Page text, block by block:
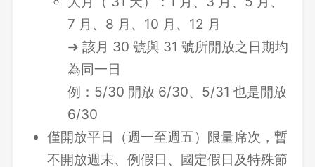
7 月、8 月、10 月、12 月
➜ 該月 30 號與 31 號所開放之日期均
為同一日
例：5/30 開放 6/30、5/31 也是開放
6/30
僅開放平日（週一至週五）限量席次，暫
不開放週末、例假日、國定假日及特殊節